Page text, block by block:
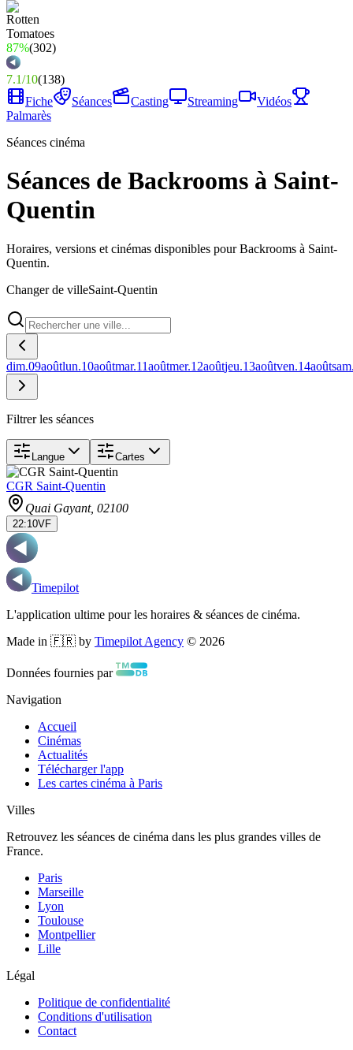
87%(302)
7.1/10(138)
Fiche
Séances Casting Streaming
Vidéos
Palmarès
Séances cinéma
Séances de Backrooms à Saint-
Quentin
Horaires, versions et cinémas disponibles pour Backrooms à Saint-
Quentin.
Changer de villeSaint-Quentin
dim.09aoûtlun.10aoûtmar.11aoûtmer.12aoûtjeu.13aoûtven.14août
Filtrer les séances
Langue Cartes
CGR Saint-Quentin
Quai Gayant, 02100
22:10VF
Timepilot
L'application ultime pour les horaires & séances de cinéma.
Made in 🇫🇷 by Timepilot Agency © 2026
Données fournies par
Navigation
Accueil
Cinémas
Actualités
Télécharger l'app
Les cartes cinéma à Paris
Villes
Retrouvez les séances de cinéma dans les plus grandes villes de
France.
Paris
Marseille
Lyon
Toulouse
Montpellier
Lille
Légal
Politique de confidentialité
Conditions d'utilisation
Contact